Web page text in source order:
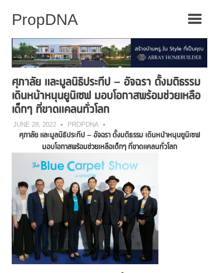
ศุภาลัย และมูลนิธิประทีป – อัจฉรา ตั้งมติธรรม
เดินหน้าหนุนยูนิเซฟ มอบโอกาสพร้อมช่วยเหลือ
เด็กๆ ที่ขาดแคลนทั่วโลก
JUNE 28, 2022 PROPDNA
ศุภาลัย และมูลนิธิประทีป – อัจฉรา ตั้งมติธรรม เดินหน้าหนุนยูนิเซฟ
มอบโอกาสพร้อมช่วยเหลือเด็กๆ ที่ขาดแคลนทั่วโลก